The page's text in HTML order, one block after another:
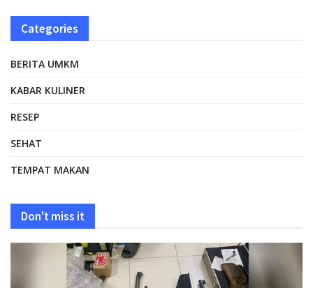
Categories
BERITA UMKM
KABAR KULINER
RESEP
SEHAT
TEMPAT MAKAN
Don't miss it